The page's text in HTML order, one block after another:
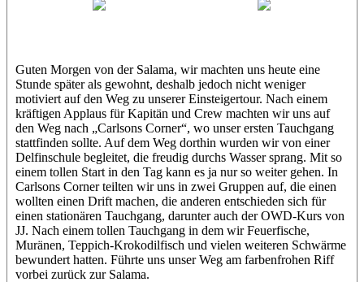
Guten Morgen von der Salama, wir machten uns heute eine
Stunde später als gewohnt, deshalb jedoch nicht weniger
motiviert auf den Weg zu unserer Einsteigertour. Nach einem
kräftigen Applaus für Kapitän und Crew machten wir uns auf
den Weg nach „Carlsons Corner“, wo unser ersten Tauchgang
stattfinden sollte. Auf dem Weg dorthin wurden wir von einer
Delfinschule begleitet, die freudig durchs Wasser sprang. Mit so
einem tollen Start in den Tag kann es ja nur so weiter gehen. In
Carlsons Corner teilten wir uns in zwei Gruppen auf, die einen
wollten einen Drift machen, die anderen entschieden sich für
einen stationären Tauchgang, darunter auch der OWD-Kurs von
JJ. Nach einem tollen Tauchgang in dem wir Feuerfische,
Muränen, Teppich-Krokodilfisch und vielen weiteren Schwärme
bewundert hatten. Führte uns unser Weg am farbenfrohen Riff
vorbei zurück zur Salama.